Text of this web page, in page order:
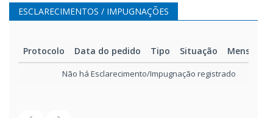
ESCLARECIMENTOS / IMPUGNAÇÕES
Protocolo Data do pedido Tipo Situação
Não há Esclarecimento/Impugnação registrado